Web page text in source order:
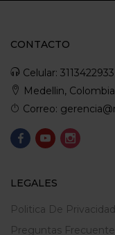
CONTACTO
Celular: 3113422933
Medellin, Colombia
Correo:
LEGALES
Politica De Privacidad
Preguntas